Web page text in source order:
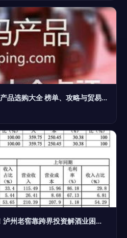
2025年城乡贸易中心数码产品选购大全 榜单、攻略与贸易经纪指南
核心产品陷价格倒挂泥潭！泸州老窖靠跨界投资解酒业困境？